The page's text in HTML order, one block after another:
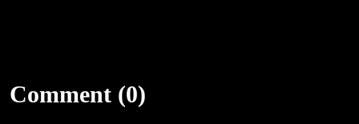
Comment (0)